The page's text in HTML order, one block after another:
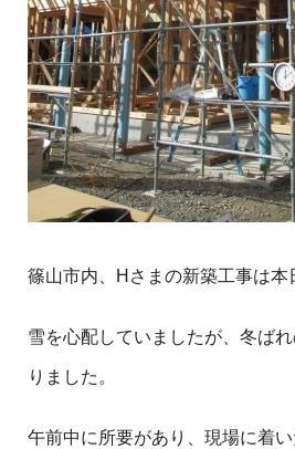
篠山市内、Hさまの新築工事は本
雪を心配していましたが、冬ば
りました。
午前中に所要があり、現場に着